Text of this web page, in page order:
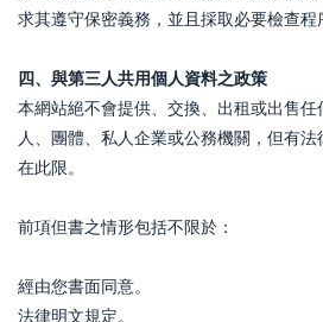
求其遵守保密義務，並且採取必要檢查程
四、 與第三人共用個人資料之政策
本網站絕不會提供、交換、出租或出售
人、團體、私人企業或公務機關，但有
在此限。
前項但書之情形包括不限於：
經由您書面同意。
法律明文規定。